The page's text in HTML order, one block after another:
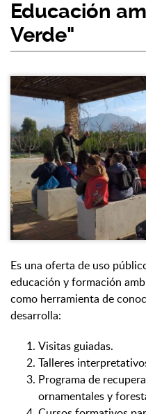
Educación
Verde"
Es una oferta de uso
educación y formación
como herramienta de
desarrolla:
Visitas guiadas.
Talleres
Programa de
ornamentales y